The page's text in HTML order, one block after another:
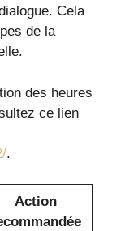
Cela
de la
des heures
ce lien
.
Action